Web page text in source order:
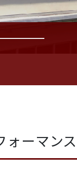
ォーマンス